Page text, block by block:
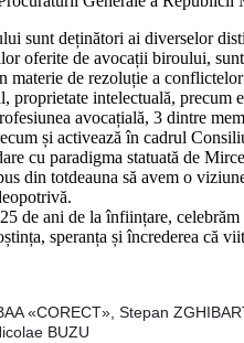
sunt deținători ai diverselor
oferite de avocații biroului,
materie de rezoluție a
proprietate intelectuală, precum
avocațială, 3 dintre
și activează în cadrul
cu paradigma statuată de
din totdeauna să avem o
de ani de la înființare,
speranța și încrederea că
«CORECT», Stepan
BUZU